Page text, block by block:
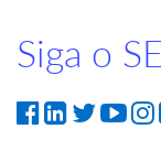
Siga o